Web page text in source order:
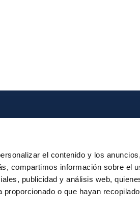
el contenido y los
compartimos información sobre el
publicidad y análisis web,
o que hayan
Annual Reports